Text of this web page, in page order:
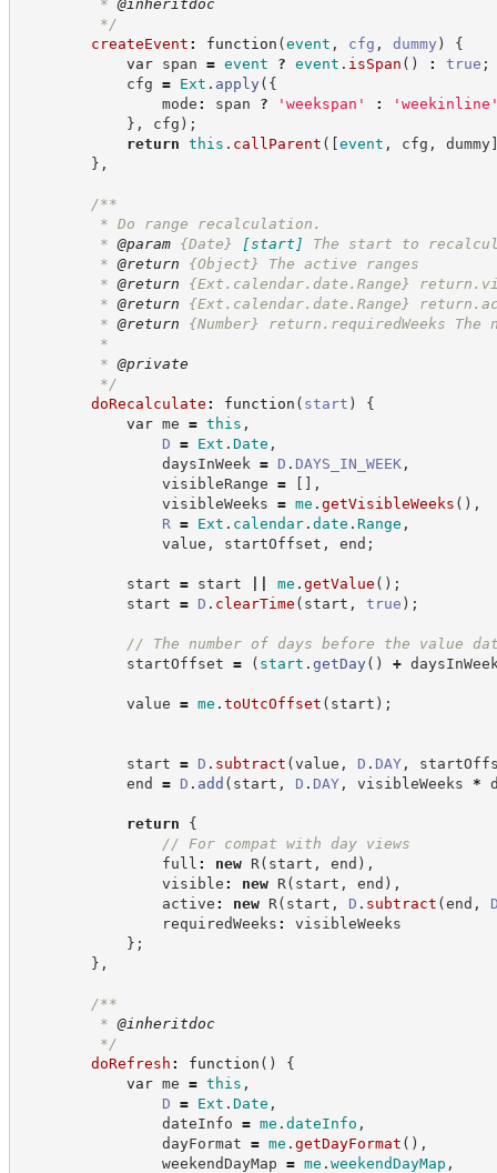
* @inheritdoc
*/
createEvent : function (event , cfg , dummy )
{
var span = event ? event . isSpan ( ) : true ;
cfg = Ext . apply ( {
mode : span ? 'weekspan ' : 'weekinline
} , cfg ) ;
return
this . callParent ( [event , cfg , dummy
} ,
/**
* Do range recalculation.
* @param {Date} [start]
The start to
* @return {Object}
The active ranges
* @return {Ext.calendar.date.Range}
* @return {Ext.calendar.date.Range}
* @return {Number}
return.requiredWeeks The
*
* @private
*/
doRecalculate : function ( start )
{
var me = this ,
D
= Ext .Date ,
daysInWeek = D . DAYS_IN_WEEK ,
visibleRange = [ ] ,
visibleWeeks = me .getVisibleWeeks ( ) ,
R
= Ext . calendar .date . Range ,
value , startOffset , end ;
start = start me .getValue ( ) ;
start = D . clearTime ( start , true ) ;
// The number of days before the value
startOffset = ( start .getDay ( ) +
value = me .toUtcOffset ( start ) ;
start = D . subtract (value , D . DAY ,
end = D . add ( start , D . DAY , visibleWeeks *
return
{
// For compat with day views
full : new R ( start , end ) ,
visible : new R ( start , end ) ,
active : new R ( start , D . subtract (end ,
requiredWeeks :
visibleWeeks
} ;
} ,
/**
* @inheritdoc
*/
doRefresh : function ( )
{
var me = this ,
D
= Ext .Date ,
dateInfo = me .dateInfo ,
dayFormat = me .getDayFormat ( ) ,
weekendDayMap = me .weekendDayMap ,